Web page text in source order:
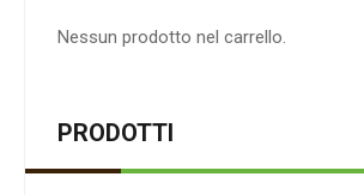
Nessun prodotto nel carrello.
PRODOTTI